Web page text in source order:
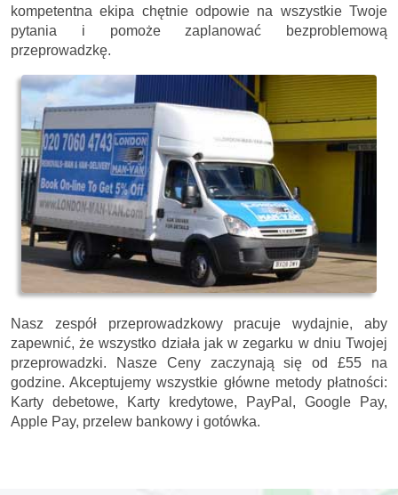
kompetentna ekipa chętnie odpowie na wszystkie Twoje
pytania i pomoże zaplanować bezproblemową
przeprowadzkę.
Nasz zespół przeprowadzkowy pracuje wydajnie, aby
zapewnić, że wszystko działa jak w zegarku w dniu Twojej
przeprowadzki. Nasze Ceny zaczynają się od £55 na
godzine. Akceptujemy wszystkie główne metody płatności:
Karty debetowe, Karty kredytowe, PayPal, Google Pay,
Apple Pay, przelew bankowy i gotówka.